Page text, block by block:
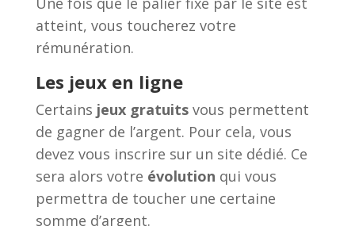
atteint, vous toucherez votre
rémunération.
Les jeux en ligne
Certains jeux gratuitsvous permettent
de gagner de l’argent. Pour cela, vous
devez vous inscrire sur un site dédié. Ce
sera alors votre évolution qui vous
permettra de toucher une certaine
somme d’argent.